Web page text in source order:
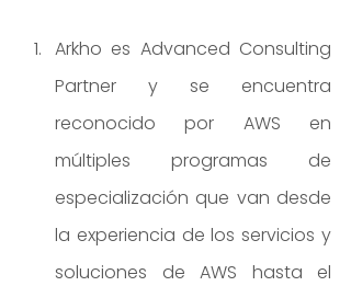
Arkho es Advanced Consulting
Partner y se encuentra
reconocido por AWS en
múltiples programas de
especialización que van desde
la experiencia de los servicios y
soluciones de AWS hasta el